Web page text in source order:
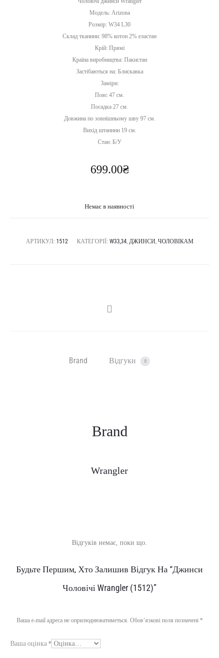
Модель: Arizona
Розмір: W34 L30
Склад тканини: 98% котон 2% еластан
Крій: Прямі
Країна виробництва: Пакистан
Застібаються на: Блискавка
Заміри:
Пояс 47 см.
Посадка 27 см.
Довжина по зовнішньому шву 97 см.
Вихід штанини 19 см.
Стан: Б/У
699.00₴
Немає в наявності
АРТИКУЛ: 1512 КАТЕГОРІЇ: W33,34, ДЖИНСИ, ЧОЛОВІКАМ
SHARE
Brand Відгуки 0
Brand
Wrangler
В
у
Відгуків немає, поки що.
Будьте Першим, Хто Залишив Відгук На “Джинси
Чоловічі Wrangler (1512)”
Ваша e-mail адреса не оприлюднюватиметься. Обов’язкові поля позначені *
Ваша оцінка*